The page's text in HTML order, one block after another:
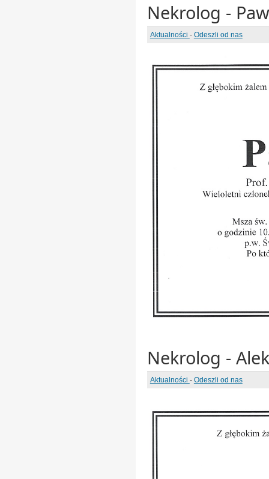
Nekrolog -
Aktualności - Odeszli od nas
Nekrolog -
Aktualności - Odeszli od nas